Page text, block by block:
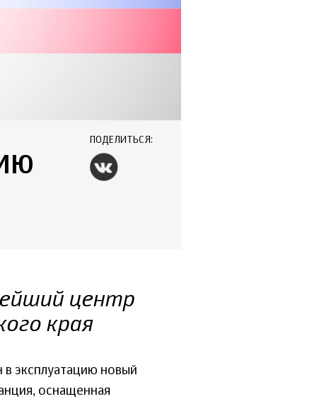
ПОДЕЛИТЬСЯ:
центр
края
эксплуатацию новый
оснащенная